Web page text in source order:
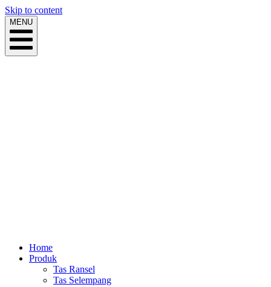
Skip to content
MENU
Home
Produk
Tas Ransel
Tas Selempang